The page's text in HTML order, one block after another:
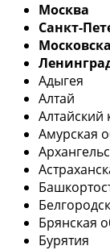
Москва
Санкт-
Адыгея
Алтай
Алтайский
Амурская
Брянская
Бурятия